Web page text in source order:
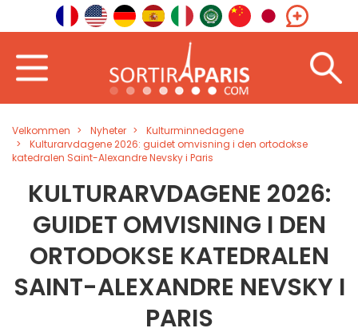
Velkommen Nyheter
Kulturminnedagene
Kulturarvdagene 2026: guidet omvisning i den ortodokse
katedralen Saint-Alexandre Nevsky i Paris
KULTURARVDAGENE 2026:
GUIDET OMVISNING I DEN
ORTODOKSE KATEDRALEN
SAINT-ALEXANDRE NEVSKY I
PARIS